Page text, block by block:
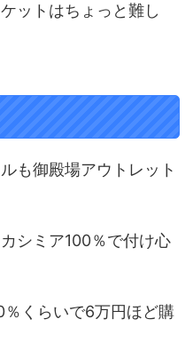
ットはちょっと難し
も御殿場アウトレット
シミア100％で付け心
くらいで6万円ほど購